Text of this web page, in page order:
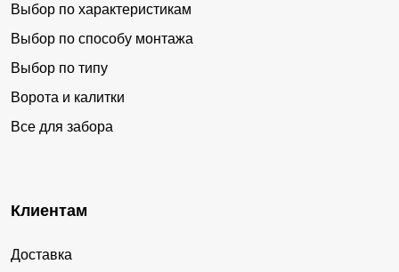
Выбор по характеристикам
Выбор по способу монтажа
Выбор по типу
Ворота и калитки
Все для забора
Клиентам
Доставка